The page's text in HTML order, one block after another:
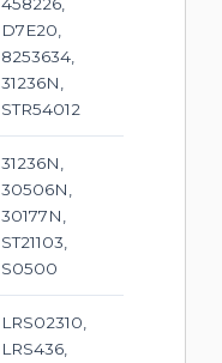
D7E20,
8253634,
31236N,
STR54012
31236N,
30506N,
30177N,
ST21103,
S0500
LRS02310,
LRS436,